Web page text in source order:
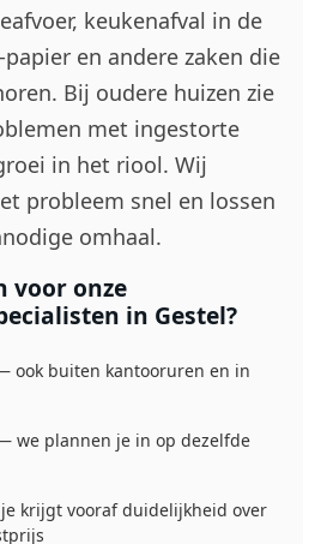
keukenafval in de
en andere zaken die
Bij oudere huizen zie
met ingestorte
in het riool. Wij
probleem snel en lossen
omhaal.
voor onze
in Gestel?
ook buiten kantooruren en in
we plannen je in op dezelfde
krijgt vooraf duidelijkheid over